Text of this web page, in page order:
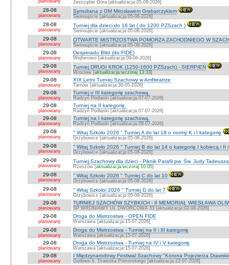
planowany Jastrzębie Góra [aktualizacja:05-08-2026]
28-08
planowany
Symultana z GM Mirosławem Grabarczykiem
Świnoujście [aktualizacja:05-08-2026]
28-08
planowany
Turniej dla dzieci do 16 lat ( do 1200 PZSzach )
Świnoujście [aktualizacja:05-08-2026]
29-08
planowany
OTWARTE MISTRZOSTWA POMORZA ZACHODNIEGO W
Świnoujście [aktualizacja:05-08-2026]
29-08
planowany
Desperado Blitz (do FIDE)
Wejherowo [aktualizacja:09-06-2026]
29-08
planowany
Turniej DRUGI KROK (1250-1600 PZSzach) - SIERPIEŃ
Wrocław [aktualizacja:wczoraj 13:33]
29-08
planowany
XIX Letni Turniej Szachowy w Amfiteatrze
Tarnów [aktualizacja:30-05-2026]
29-08
planowany
Turniej o III kategorię szachową.
Radzyń Podlaski [aktualizacja:07-07-2026]
29-08
planowany
Turniej na II kategorię.
Radzyń Podlaski [aktualizacja:07-07-2026]
29-08
planowany
Turniej na I kategorię szachową.
Radzyń Podlaski [aktualizacja:08-07-2026]
29-08
planowany
" Witaj Szkoło 2026 " Turniej A do lat 18 o normy K i I kategorię
Grzybowice [aktualizacja:05-08-2026]
29-08
planowany
" Witaj Szkoło 2026 " Turniej B do lat 14 o kategorię I kobiecą i II
Grzybowice [aktualizacja:05-08-2026]
29-08
planowany
Turniej Szachowy dla dzieci - Piknik Parafii pw. Św. Judy
Rzeszów [aktualizacja:wczoraj 10:05]
29-08
planowany
" Witaj Szkoło 2026 " Turniej C do lat 10
Grzybowice [aktualizacja:05-08-2026]
29-08
planowany
" Witaj Szkołoi 2026 " Turniej D do lat 7
Grzybowice [aktualizacja:05-08-2026]
29-08
planowany
TURNIEJ SZACHÓW SZYBKICH - II MEMORIAŁ WIESŁAWA
SP WRONIAWY UL DWORCOWA 33 [aktualizacja:02-08-2026]
29-08
planowany
Droga do Mistrzostwa - OPEN FIDE
Warszawa [aktualizacja:15-07-2026]
29-08
planowany
Droga do Mistrzostwa - Turniej na II i III kategorię
Warszawa [aktualizacja:15-07-2026]
29-08
planowany
Droga do Mistrzostwa - Turniej na IV i V kategorię
Warszawa [aktualizacja:15-07-2026]
29-08
planowany
I Międzynarodowy Festiwal Szachowy "Korona Pojezierza
Gudowo k. Drawska Pomorskiego [aktualizacja:22-07-2026]